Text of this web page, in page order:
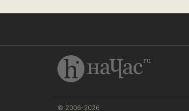
© 2006-2026